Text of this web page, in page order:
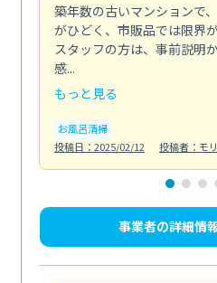
築年数の古いマンションで
がひどく、市販品では限界
スタッフの方は、事前説明
感...
もっと見る
お風呂清掃
投稿日：2025/02/12
投稿者：モ
事業者の詳細情